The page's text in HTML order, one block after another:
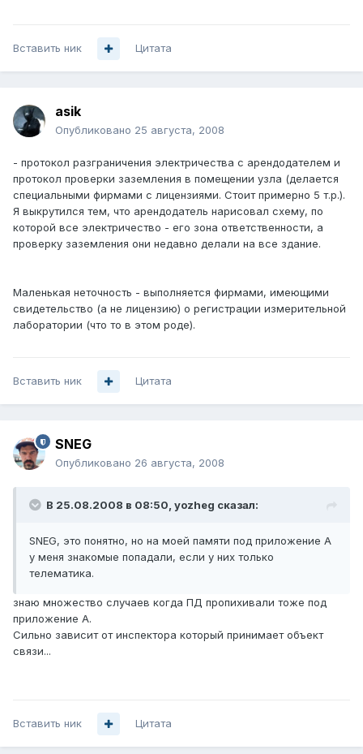
Вставить ник Цитата
asik
Опубликовано 25 августа, 2008
- протокол разграничения электричества с арендодателем и
протокол проверки заземления в помещении узла (делается
специальными фирмами с лицензиями. Стоит примерно 5 т.р.).
Я выкрутился тем, что арендодатель нарисовал схему, по
которой все электричество - его зона ответственности, а
проверку заземления они недавно делали на все здание.
Маленькая неточность - выполняется фирмами, имеющими
свидетельство (а не лицензию) о регистрации измерительной
лаборатории (что то в этом роде).
Вставить ник Цитата
SNEG
Опубликовано 26 августа, 2008
В 25.08.2008 в 08:50, yozheg сказал:
SNEG, это понятно, но на моей памяти под приложение А
у меня знакомые попадали, если у них только
телематика.
знаю множество случаев когда ПД пропихивали тоже под
приложение А.
Сильно зависит от инспектора который принимает объект
связи...
Вставить ник Цитата